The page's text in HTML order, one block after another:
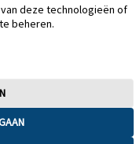
is enkel bedoeld voor
deze technologieën of
beheren.